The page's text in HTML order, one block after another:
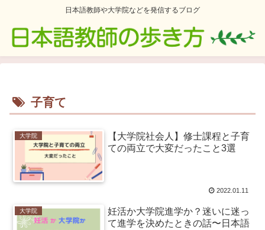
日本語教師や大学院などを発信するブログ
子育て
大学院
【大学院社会人】修士課程と子育
ての両立で大変だったこと3選
2022.01.11
大学院
妊活か大学院進学か？迷いに迷っ
て進学を決めたときの話〜日本語